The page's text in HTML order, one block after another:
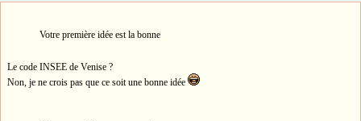
Votre première idée est la bonne
Le code INSEE de Venise ?
Non, je ne crois pas que ce soit une bonne idée